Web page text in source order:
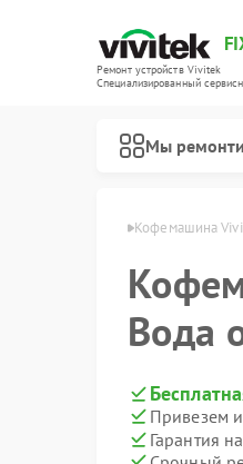
Ремонт устройств Vivitek
Специализированный
Мы
Vivitek в Сургуте Кофемашина
Вода
Привезем
Гарантия